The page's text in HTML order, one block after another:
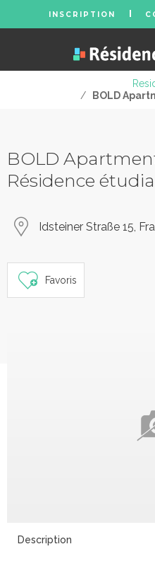
INSCRIPTION
/
BOLD
BOLD
Résidence
Idsteiner Straße 15,
Favoris
Description